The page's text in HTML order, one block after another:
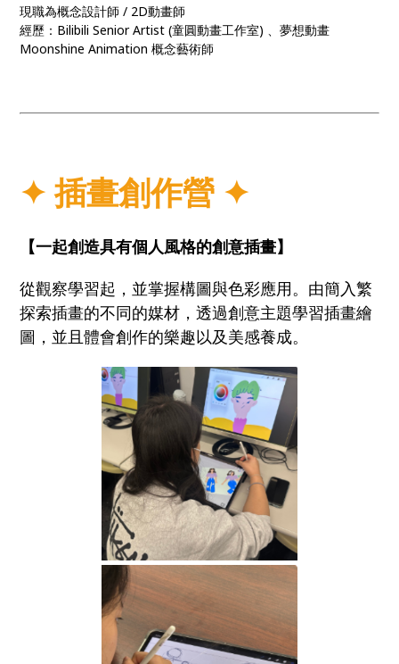
現職為概念設計師 / 2D動畫師
經歷：Bilibili Senior Artist (童圓動畫工作室) 、夢想動畫
Moonshine Animation 概念藝術師
✦插畫創作營 ✦
【一起創造具有個人風格的創意插畫】
從觀察學習起，並掌握構圖與色彩應用。由簡入繁
探索插畫的不同的媒材，透過創意主題學習插畫繪
圖，並且體會創作的樂趣以及美感養成。